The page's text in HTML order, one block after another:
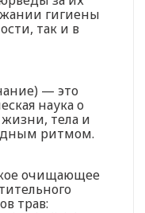
гигиены
так и в
— это
наука о
тела и
ритмом.
очищающее
трав: